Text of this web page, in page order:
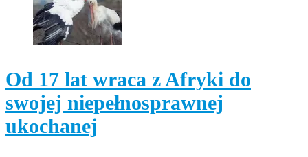
Od 17 lat wraca z Afryki do
swojej niepełnosprawnej
ukochanej